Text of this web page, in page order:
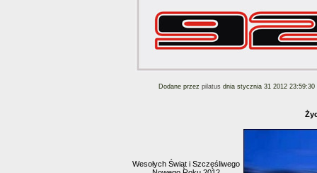
Dodane przez pilatus dnia stycznia 31 2012 23:59:30
Wesołych Świąt i Szczęśliwego